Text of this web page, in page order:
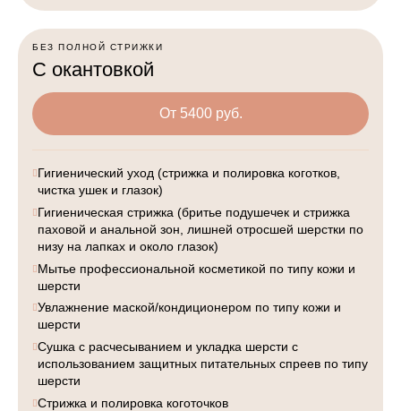
БЕЗ ПОЛНОЙ СТРИЖКИ
С окантовкой
От 5400 руб.
Гигиенический уход (стрижка и полировка коготков,
чистка ушек и глазок)
Гигиеническая стрижка (бритье подушечек и стрижка
паховой и анальной зон, лишней отросшей шерстки по
низу на лапках и около глазок)
Мытье профессиональной косметикой по типу кожи и
шерсти
Увлажнение маской/кондиционером по типу кожи и
шерсти
Сушка с расчесыванием и укладка шерсти с
использованием защитных питательных спреев по типу
шерсти
Стрижка и полировка коготочков